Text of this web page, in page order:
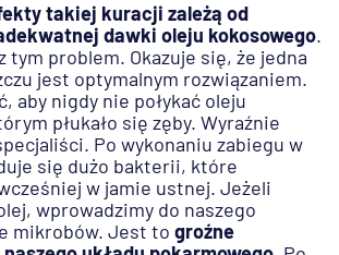
takiej kuracji zależą od
dawki oleju kokosowego.
tym problem. Okazuje się, że jedna
jest optymalnym rozwiązaniem.
aby nigdy nie połykać oleju
płukało się zęby. Wyraźnie
Po wykonaniu zabiegu w
się dużo bakterii, które
w jamie ustnej. Jeżeli
wprowadzimy do naszego
mikrobów. Jest to groźne